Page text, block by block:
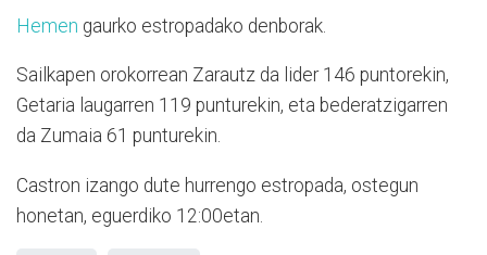
Hemen gaurko estropadako denborak.
Sailkapen orokorrean Zarautz da lider 146 puntorekin,
Getaria laugarren 119 punturekin, eta bederatzigarren
da Zumaia 61 punturekin.
Castron izango dute hurrengo estropada, ostegun
honetan, eguerdiko 12:00etan.